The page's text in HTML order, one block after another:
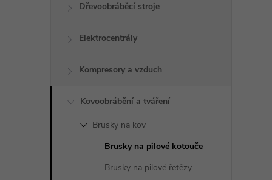
Dřevoobráběcí stroje
Elektrocentrály
Kompresory a vzduch
Kovoobrábění a tváření
Brusky na kov
Brusky na pilové kotouče
Brusky na pilové řetězy